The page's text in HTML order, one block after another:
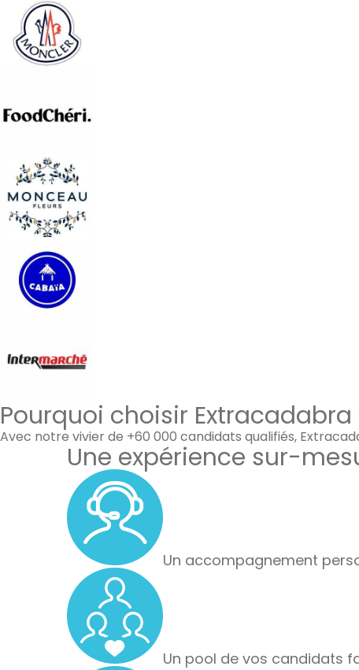
Pourquoi choisir Extracadabra
Avec notre vivier de +60 000 candidats qualifiés,
Une expérience sur-
Un accompagnement
Un pool de vos candidats